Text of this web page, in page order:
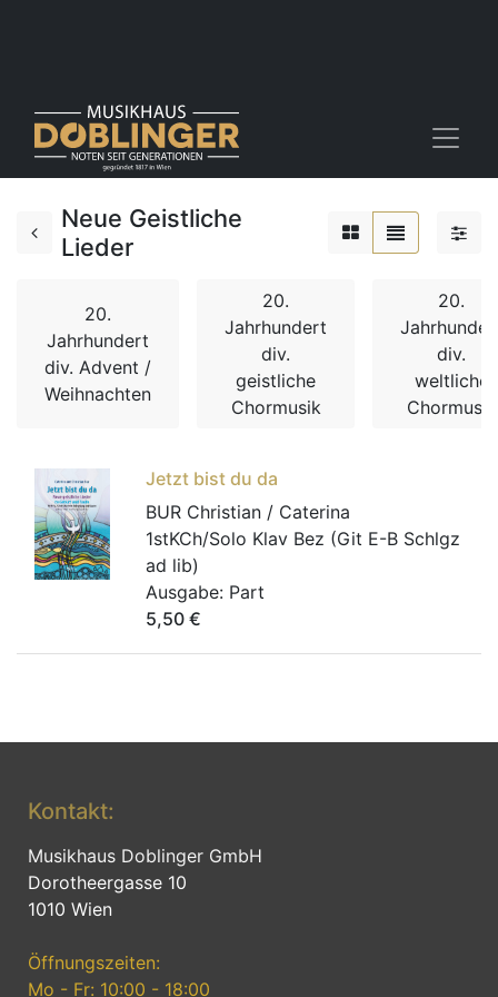
Neue Geistliche
Lieder
20.
Jahrhundert
div. Advent /
Weihnachten
20.
Jahrhundert
div.
geistliche
Chormusik
20.
div.
weltliche
Chormusik
Jetzt bist du da
BUR Christian / Caterina
1stKCh/Solo Klav Bez (Git E-B Schlgz
ad lib)
Ausgabe: Part
5,50 €
Kontakt:
Musikhaus Doblinger GmbH
Dorotheergasse 10
1010 Wien
Öffnungszeiten:
Mo - Fr: 10:00 - 18:00